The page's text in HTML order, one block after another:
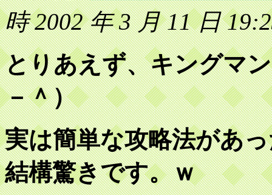
時 2002 年 3 月 11 日
とりあえず、キングマ
－＾）
実は簡単な攻略法があ
結構驚きです。ｗ